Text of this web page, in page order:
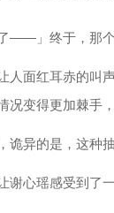
」终于，那个
人面红耳赤的叫
变得更加棘手
诡异的是，这种
谢心瑶感受到了